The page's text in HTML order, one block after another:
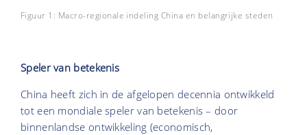
Figuur 1: Macro-regionale indeling China en belangrijke steden
Speler van betekenis
China heeft zich in de afgelopen decennia ontwikkeld
tot een mondiale speler van betekenis – door
binnenlandse ontwikkeling (economisch,